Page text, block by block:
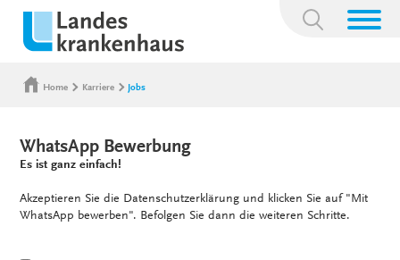
Suchbegriff:
Home Karriere Jobs
WhatsApp Bewerbung
Es ist ganz einfach!
Akzeptieren Sie die Datenschutzerklärung und klicken Sie auf "Mit
WhatsApp bewerben". Befolgen Sie dann die weiteren Schritte.